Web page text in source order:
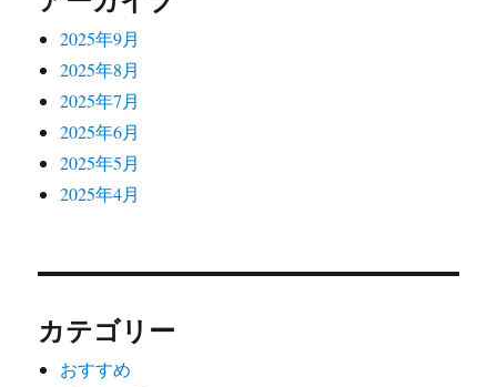
2025年9月
2025年8月
2025年7月
2025年6月
2025年5月
2025年4月
カテゴリー
おすすめ